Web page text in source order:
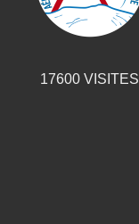
17600VISITES